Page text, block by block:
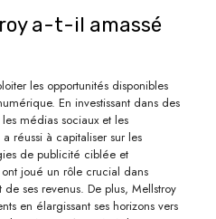
a-t-il amassé
les opportunités disponibles
En investissant dans des
médias sociaux et les
réussi à capitaliser sur les
de publicité ciblée et
joué un rôle crucial dans
ses revenus. De plus, Mellstroy
en élargissant ses horizons vers